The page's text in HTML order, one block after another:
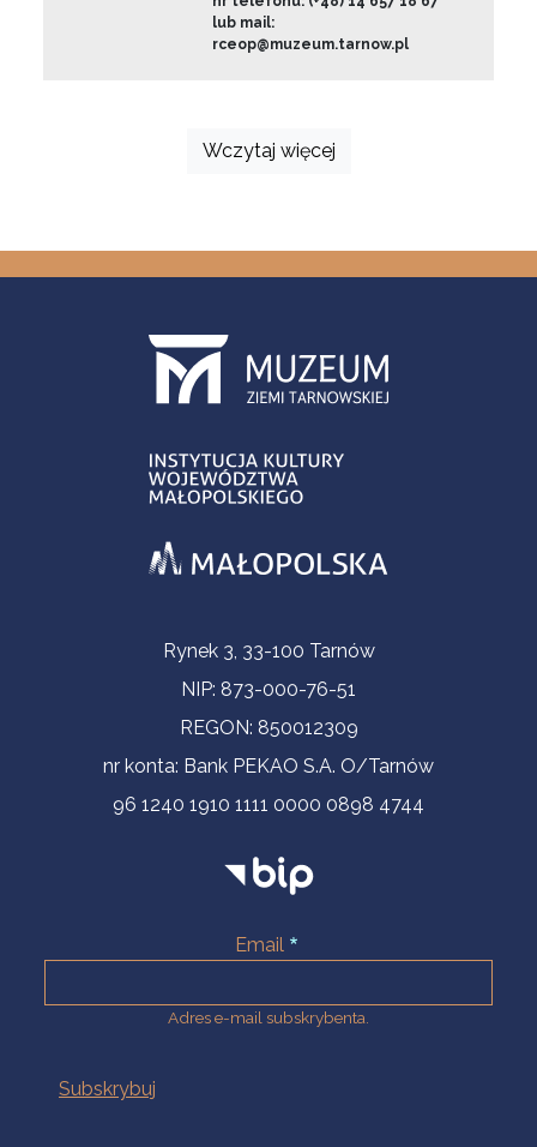
lub mail:
rceop@muzeum.tarnow.pl
Wczytaj więcej
Informacje kontaktoweRynek 3, 33-100 Tarnów
NIP: 873-000-76-51
REGON: 850012309
nr konta: Bank PEKAO S.A. O/Tarnów
96 1240 1910 1111 0000 0898 4744
Email
Adres e-mail subskrybenta.